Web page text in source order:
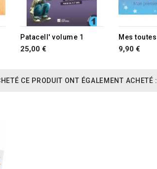
Patacell' volume 1
25,00 € 9,90 €
CE PRODUIT ONT ÉGALEMENT ACHETÉ :